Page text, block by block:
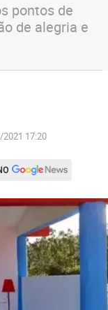
pontos de
de alegria e
17:20